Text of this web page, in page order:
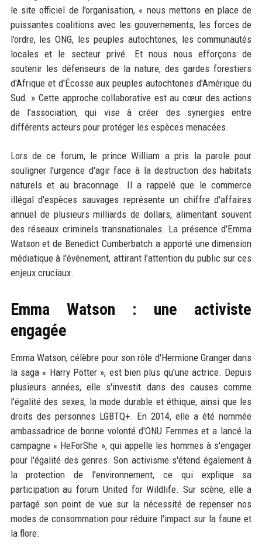
le site officiel de l'organisation, « nous mettons en place de
puissantes coalitions avec les gouvernements, les forces de
l'ordre, les ONG, les peuples autochtones, les communautés
locales et le secteur privé. Et nous nous efforçons de
soutenir les défenseurs de la nature, des gardes forestiers
d'Afrique et d'Écosse aux peuples autochtones d'Amérique du
Sud. » Cette approche collaborative est au cœur des actions
de l'association, qui vise à créer des synergies entre
différents acteurs pour protéger les espèces menacées.
Lors de ce forum, le prince William a pris la parole pour
souligner l'urgence d'agir face à la destruction des habitats
naturels et au braconnage. Il a rappelé que le commerce
illégal d'espèces sauvages représente un chiffre d'affaires
annuel de plusieurs milliards de dollars, alimentant souvent
des réseaux criminels transnationales. La présence d'Emma
Watson et de Benedict Cumberbatch a apporté une dimension
médiatique à l'événement, attirant l'attention du public sur ces
enjeux cruciaux.
Emma Watson : une activiste
engagée
Emma Watson, célèbre pour son rôle d'Hermione Granger dans
la saga « Harry Potter », est bien plus qu'une actrice. Depuis
plusieurs années, elle s'investit dans des causes comme
l'égalité des sexes, la mode durable et éthique, ainsi que les
droits des personnes LGBTQ+. En 2014, elle a été nommée
ambassadrice de bonne volonté d'ONU Femmes et a lancé la
campagne « HeForShe », qui appelle les hommes à s'engager
pour l'égalité des genres. Son activisme s'étend également à
la protection de l'environnement, ce qui explique sa
participation au forum United for Wildlife. Sur scène, elle a
partagé son point de vue sur la nécessité de repenser nos
modes de consommation pour réduire l'impact sur la faune et
la flore.